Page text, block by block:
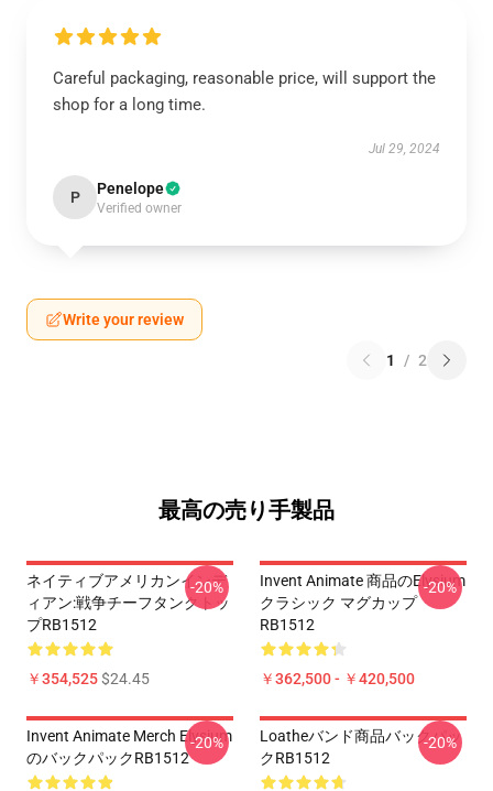
Careful packaging, reasonable price, will support the
shop for a long time.
Jul 29, 2024
P Penelope
Verified owner
Write your review
1 / 2
最高の売り手製品
ネイティブアメリカンインデ
ィアン:戦争チーフタンクトッ
プRB1512
￥354,525$24.45
-20%
Invent Animate 商品のelysium
クラシック マグカップ
RB1512
￥362,500 - ￥420,500
-20%
Invent Animate Merch Elysium
のバックパックRB1512
-20%
Loatheバンド商品バックパッ
クRB1512
-20%